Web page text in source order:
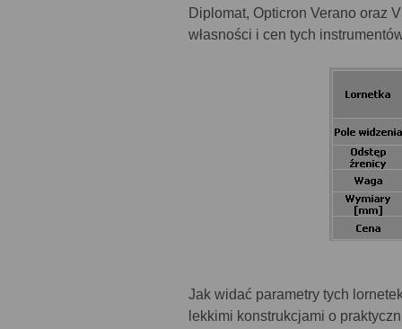
Diplomat, Opticron Verano oraz
własności i cen tych
Jak widać parametry tych
lekkimi konstrukcjami o